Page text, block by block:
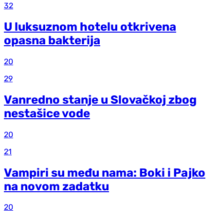
32
U luksuznom hotelu otkrivena
opasna bakterija
20
29
Vanredno stanje u Slovačkoj zbog
nestašice vode
20
21
Vampiri su među nama: Boki i Pajko
na novom zadatku
20